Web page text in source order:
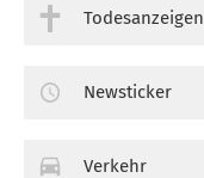
Todesanzeigen
Newsticker
Verkehr